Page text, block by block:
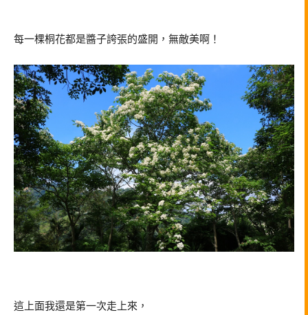
每一棵桐花都是醬子誇張的盛開，無敵美啊！
這上面我還是第一次走上來，